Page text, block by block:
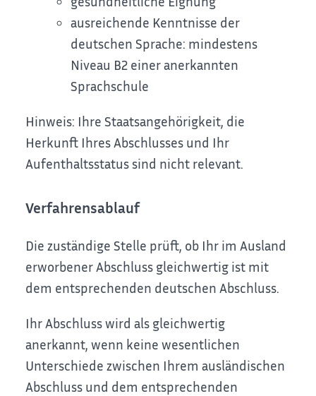
ausreichende Kenntnisse der
deutschen Sprache: mindestens
Niveau B2 einer anerkannten
Sprachschule
Hinweis: Ihre Staatsangehörigkeit, die
Herkunft Ihres Abschlusses und Ihr
Aufenthaltsstatus sind nicht relevant.
Verfahrensablauf
Die zuständige Stelle prüft, ob Ihr im Ausland
erworbener Abschluss gleichwertig ist mit
dem entsprechenden deutschen Abschluss.
Ihr Abschluss wird als gleichwertig
anerkannt, wenn keine wesentlichen
Unterschiede zwischen Ihrem ausländischen
Abschluss und dem entsprechenden